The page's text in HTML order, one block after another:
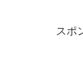
スポ